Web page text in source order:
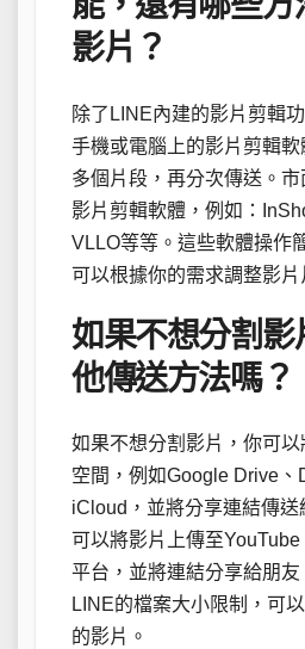
影片？
除了LINE內建的影片剪輯
手機或電腦上的影片剪輯
多個片段，再分次傳送。
影片剪輯軟體，例如：
VLLO等等。這些軟體操作
可以根據你的需求調整影片
如果不想分割影
他傳送方法嗎？
如果不想分割影片，你可
空間，例如Google Drive、
iCloud，並將分享連結傳
可以將影片上傳至
平台，並將連結分享給朋
LINE的檔案大小限制，可
的影片。